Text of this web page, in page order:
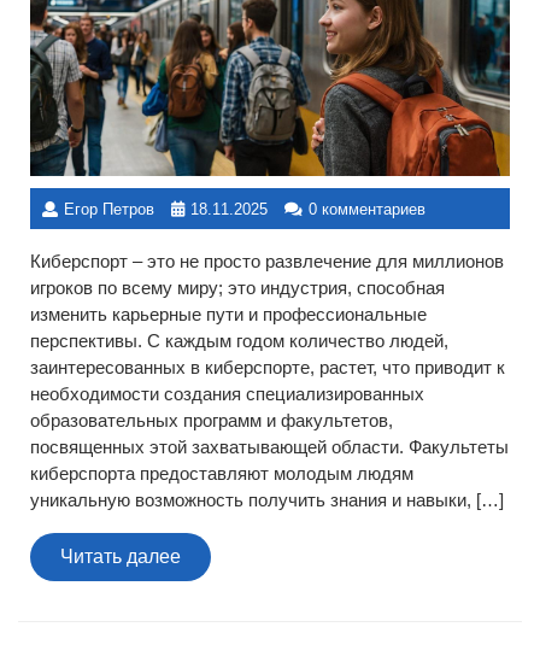
Егор Петров 18.11.2025 0 комментариев
Киберспорт – это не просто развлечение для миллионов
игроков по всему миру; это индустрия, способная
изменить карьерные пути и профессиональные
перспективы. С каждым годом количество людей,
заинтересованных в киберспорте, растет, что приводит к
необходимости создания специализированных
образовательных программ и факультетов,
посвященных этой захватывающей области. Факультеты
киберспорта предоставляют молодым людям
уникальную возможность получить знания и навыки, […]
Читать далееЧитать
далее